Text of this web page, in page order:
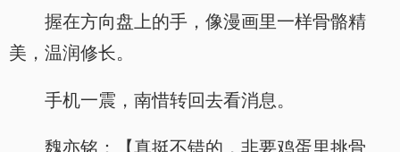
握在方向盘上的手，像漫画里一样骨骼精
美，温润修长。
手机一震，南惜转回去看消息。
魏亦铭：【真挺不错的，非要鸡蛋里挑骨